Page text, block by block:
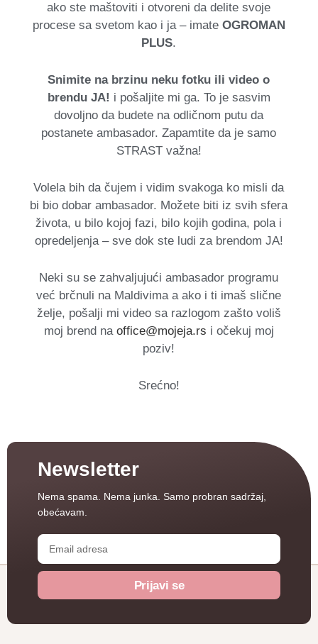
ako ste maštoviti i otvoreni da delite svoje
procese sa svetom kao i ja – imate OGROMAN
PLUS.
Snimite na brzinu neku fotku ili video o
brendu JA! i pošaljite mi ga. To je sasvim
dovoljno da budete na odličnom putu da
postanete ambasador. Zapamtite da je samo
STRAST važna!
Volela bih da čujem i vidim svakoga ko misli da
bi bio dobar ambasador. Možete biti iz svih sfera
života, u bilo kojoj fazi, bilo kojih godina, pola i
opredeljenja – sve dok ste ludi za brendom JA!
Neki su se zahvaljujući ambasador programu
već brčnuli na Maldivima a ako i ti imaš slične
želje, pošalji mi video sa razlogom zašto voliš
moj brend na office@mojeja.rs i očekuj moj
poziv!
Srećno!
Newsletter
Nema spama. Nema junka. Samo probran sadržaj,
obećavam.
Prijavi se